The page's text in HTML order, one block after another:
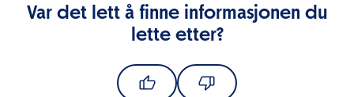
Var det lett å finne informasjonen du
lette etter?